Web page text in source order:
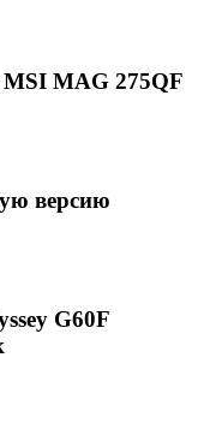
MSI MAG 275QF
версию
G60F